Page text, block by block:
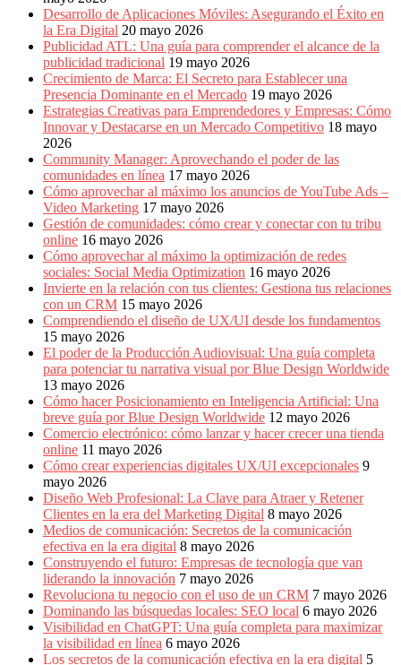
Desarrollo de Aplicaciones Móviles: Asegurando el Éxito en
la Era Digital 20 mayo 2026
Publicidad ATL: Una guía para comprender el alcance de la
publicidad tradicional 19 mayo 2026
Crecimiento de Marca: El Secreto para Establecer una
Presencia Dominante en el Mercado 19 mayo 2026
Estrategias Creativas para Emprendedores y Empresas: Cómo
Innovar y Destacarse en un Mercado Competitivo 18 mayo
2026
Community Manager: Aprovechando el poder de las
comunidades en línea 17 mayo 2026
Cómo aprovechar al máximo los anuncios de YouTube Ads –
Video Marketing 17 mayo 2026
Gestión de comunidades: cómo crear y conectar con tu tribu
online 16 mayo 2026
Cómo aprovechar al máximo la optimización de redes
sociales: Social Media Optimization 16 mayo 2026
Invierte en la relación con tus clientes: Gestiona tus relaciones
con un CRM 15 mayo 2026
Comprendiendo el diseño de UX/UI desde los fundamentos
15 mayo 2026
El poder de la Producción Audiovisual: Una guía completa
para potenciar tu narrativa visual por Blue Design Worldwide
13 mayo 2026
Cómo hacer Posicionamiento en Inteligencia Artificial: Una
breve guía por Blue Design Worldwide 12 mayo 2026
Comercio electrónico: cómo lanzar y hacer crecer una tienda
online 11 mayo 2026
Cómo crear experiencias digitales UX/UI excepcionales 9
mayo 2026
Diseño Web Profesional: La Clave para Atraer y Retener
Clientes en la era del Marketing Digital 8 mayo 2026
Medios de comunicación: Secretos de la comunicación
efectiva en la era digital 8 mayo 2026
Construyendo el futuro: Empresas de tecnología que van
liderando la innovación 7 mayo 2026
Revoluciona tu negocio con el uso de un CRM 7 mayo 2026
Dominando las búsquedas locales: SEO local 6 mayo 2026
Visibilidad en ChatGPT: Una guía completa para maximizar
la visibilidad en línea 6 mayo 2026
Los secretos de la comunicación efectiva en la era digital 5